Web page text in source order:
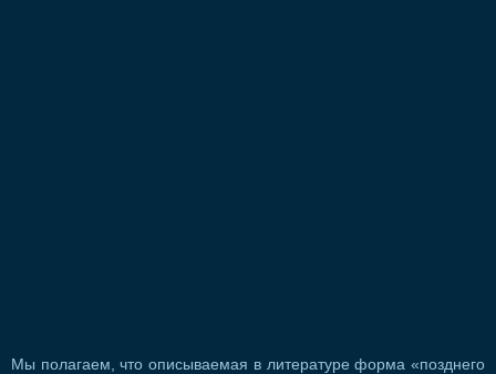
Мы полагаем, что описываемая в литературе форма «позднего